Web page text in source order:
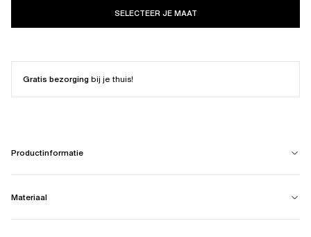
SELECTEER JE MAAT
Gratis bezorgingbij je thuis!
Productinformatie
Materiaal